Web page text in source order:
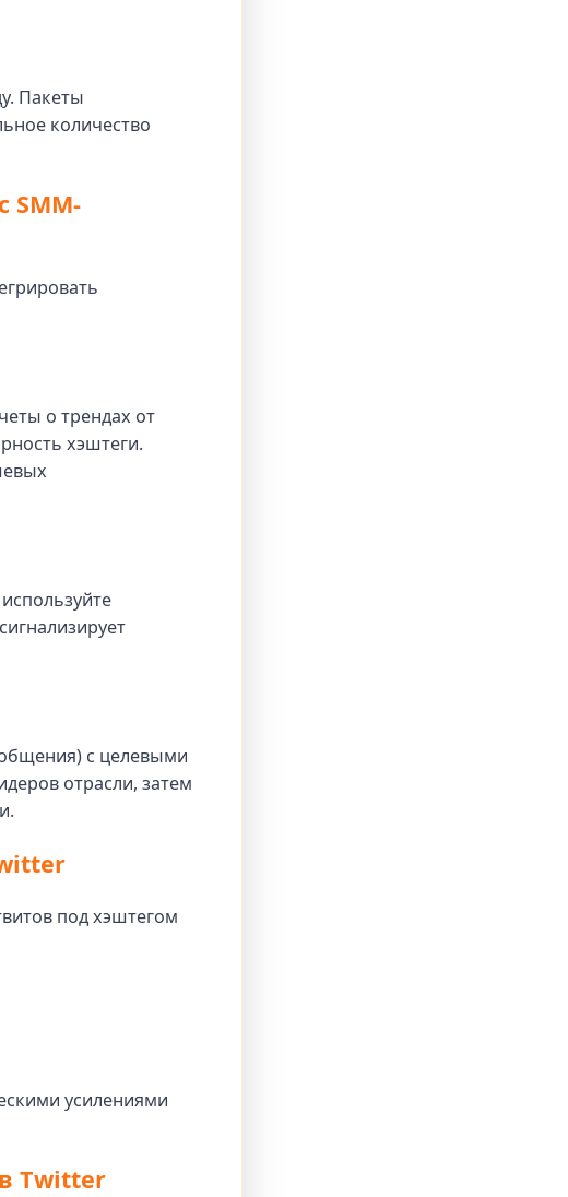
Пакеты
количество
SMM-
о трендах от
хэштеги.
с целевыми
отрасли, затем
под хэштегом
усилениями
Twitter